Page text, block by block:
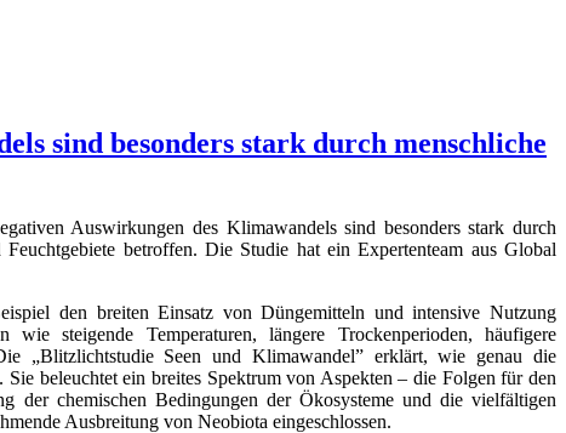
sind besonders stark durch menschliche
Auswirkungen des Klimawandels sind besonders stark durch
betroffen. Die Studie hat ein Expertenteam aus Global
den breiten Einsatz von Düngemitteln und intensive Nutzung
steigende Temperaturen, längere Trockenperioden, häufigere
„Blitzlichtstudie Seen und Klimawandel” erklärt, wie genau die
beleuchtet ein breites Spektrum von Aspekten – die Folgen für den
der chemischen Bedingungen der Ökosysteme und die vielfältigen
Ausbreitung von Neobiota eingeschlossen.